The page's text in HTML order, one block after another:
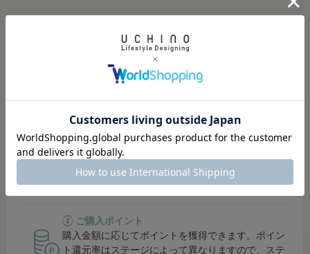
定期的にポイントアップイベント開催！
イベント開催時は、ポイント還元率がUP！
貯まったポイントは、オンラインショップ・直営店では１
① シークレットセールにご招待
会員限定のシークレットセールでお得にお買い物で
きます。
② ご購入ポイント
購入金額に応じてポイントを獲得できます。ポイン
ト還元率はステージによって異なりますので、ステ